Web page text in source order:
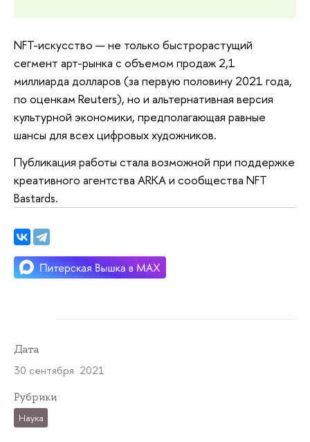
NFT-искусство — не только быстрорастущий
сегмент арт-рынка с объемом продаж 2,1
миллиарда долларов (за первую половину 2021 года,
по оценкам Reuters), но и альтернативная версия
культурной экономики, предполагающая равные
шансы для всех цифровых художников.
Публикация работы стала возможной при поддержке
креативного агентства ARKA и сообщества NFT
Bastards.
Дата
30 сентября 2021
Рубрики
Наука